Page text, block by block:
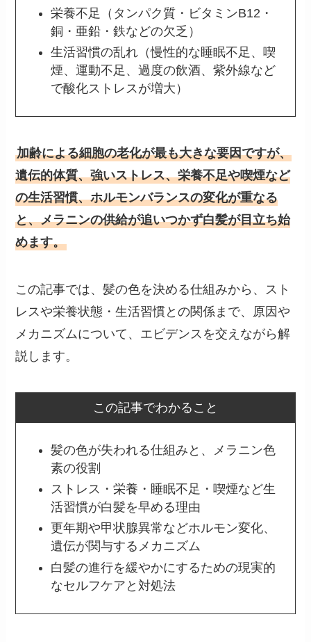
栄養不足（タンパク質・ビタミンB12・
銅・亜鉛・鉄などの欠乏）
生活習慣の乱れ（慢性的な睡眠不足、喫
煙、運動不足、過度の飲酒、紫外線など
で酸化ストレスが増大）
加齢による細胞の老化が最も大きな要因ですが、
遺伝的体質、強いストレス、栄養不足や喫煙など
の生活習慣、ホルモンバランスの変化が重なる
と、メラニンの供給が追いつかず白髪が目立ち始
めます。
この記事では、髪の色を決める仕組みから、スト
レスや栄養状態・生活習慣との関係まで、原因や
メカニズムについて、エビデンスを交えながら解
説します。
この記事でわかること
髪の色が失われる仕組みと、メラニン色
素の役割
ストレス・栄養・睡眠不足・喫煙など生
活習慣が白髪を早める理由
更年期や甲状腺異常などホルモン変化、
遺伝が関与するメカニズム
白髪の進行を緩やかにするための現実的
なセルフケアと対処法